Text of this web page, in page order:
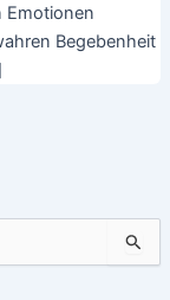
Emotionen
Begebenheit